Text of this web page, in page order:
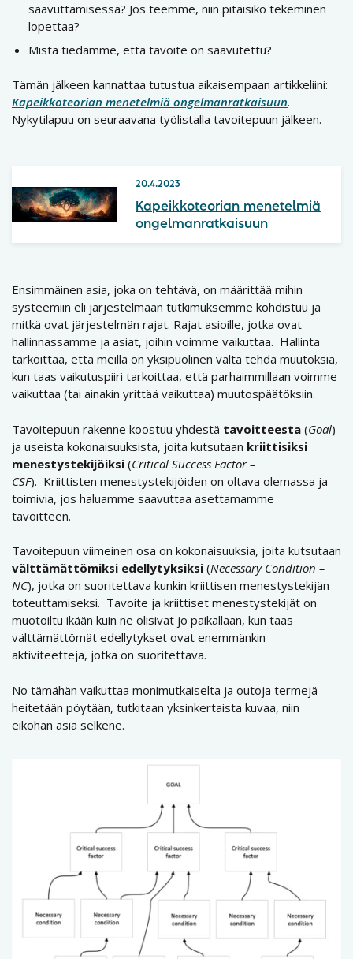
saavuttamisessa? Jos teemme, niin pitäisikö tekeminen
lopettaa?
Mistä tiedämme, että tavoite on saavutettu?
Tämän jälkeen kannattaa tutustua aikaisempaan artikkeliini:
Kapeikkoteorian menetelmiä ongelmanratkaisuun.
Nykytilapuu on seuraavana työlistalla tavoitepuun jälkeen.
20.4.2023
Kapeikkoteorian menetelmiä
ongelmanratkaisuun
Ensimmäinen asia, joka on tehtävä, on määrittää mihin
systeemiin eli järjestelmään tutkimuksemme kohdistuu ja
mitkä ovat järjestelmän rajat. Rajat asioille, jotka ovat
hallinnassamme ja asiat, joihin voimme vaikuttaa. Hallinta
tarkoittaa, että meillä on yksipuolinen valta tehdä muutoksia,
kun taas vaikutuspiiri tarkoittaa, että parhaimmillaan voimme
vaikuttaa (tai ainakin yrittää vaikuttaa) muutospäätöksiin.
Tavoitepuun rakenne koostuu yhdestä tavoitteesta (Goal)
ja useista kokonaisuuksista, joita kutsutaan kriittisiksi
menestystekijöiksi (Critical Success Factor –
CSF). Kriittisten menestystekijöiden on oltava olemassa ja
toimivia, jos haluamme saavuttaa asettamamme
tavoitteen.
Tavoitepuun viimeinen osa on kokonaisuuksia, joita kutsutaan
välttämättömiksi edellytyksiksi (Necessary Condition –
NC), jotka on suoritettava kunkin kriittisen menestystekijän
toteuttamiseksi. Tavoite ja kriittiset menestystekijät on
muotoiltu ikään kuin ne olisivat jo paikallaan, kun taas
välttämättömät edellytykset ovat enemmänkin
aktiviteetteja, jotka on suoritettava.
No tämähän vaikuttaa monimutkaiselta ja outoja termejä
heitetään pöytään, tutkitaan yksinkertaista kuvaa, niin
eiköhän asia selkene.